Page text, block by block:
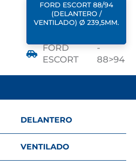
FORD ESCORT 88/94
(DELANTERO /
VENTILADO) Ø 239,5MM.
FORD
ESCORT
-
88>94
DELANTERO
VENTILADO